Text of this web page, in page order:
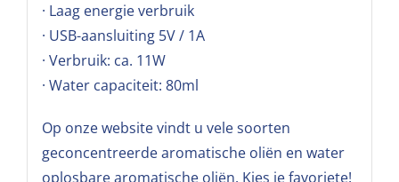
· Laag energie verbruik
· USB-aansluiting 5V / 1A
· Verbruik: ca. 11W
· Water capaciteit: 80ml
Op onze website vindt u vele soorten
geconcentreerde aromatische oliën en water
oplosbare aromatische oliën. Kies je favoriete!